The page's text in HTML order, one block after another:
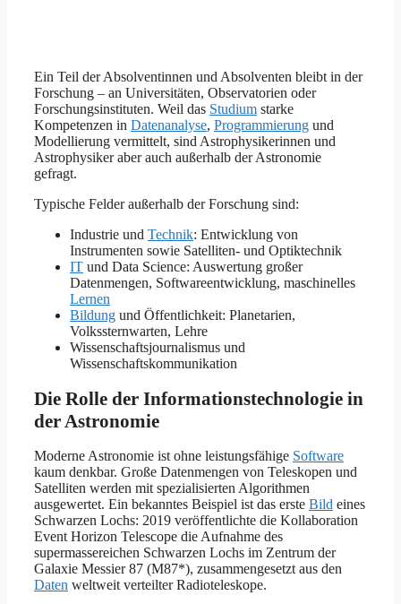
Ein Teil der Absolventinnen und Absolventen bleibt in der
Forschung – an Universitäten, Observatorien oder
Forschungsinstituten. Weil das Studium starke
Kompetenzen in Datenanalyse, Programmierung und
Modellierung vermittelt, sind Astrophysikerinnen und
Astrophysiker aber auch außerhalb der Astronomie
gefragt.
Typische Felder außerhalb der Forschung sind:
Industrie und Technik: Entwicklung von
Instrumenten sowie Satelliten- und Optiktechnik
IT und Data Science: Auswertung großer
Datenmengen, Softwareentwicklung, maschinelles
Lernen
Bildung und Öffentlichkeit: Planetarien,
Volkssternwarten, Lehre
Wissenschaftsjournalismus und
Wissenschaftskommunikation
Die Rolle der Informationstechnologie in
der Astronomie
Moderne Astronomie ist ohne leistungsfähige Software
kaum denkbar. Große Datenmengen von Teleskopen und
Satelliten werden mit spezialisierten Algorithmen
ausgewertet. Ein bekanntes Beispiel ist das erste Bild eines
Schwarzen Lochs: 2019 veröffentlichte die Kollaboration
Event Horizon Telescope die Aufnahme des
supermassereichen Schwarzen Lochs im Zentrum der
Galaxie Messier 87 (M87*), zusammengesetzt aus den
Daten weltweit verteilter Radioteleskope.